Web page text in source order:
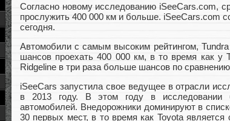
Согласно новому исследованию iSeeCars.com,
прослужить 400 000 км и больше. iSeeCars.com
сегодня.
Автомобили с самым высоким рейтингом,
шансов проехать 400 000 км, в то время как у
Ridgeline в три раза больше шансов по
iSeeCars запустила свое ведущее в отрасли
в 2013 году. В этом году в исследовании
автомобилей. Внедорожники доминируют в
30 первых мест, в то время как Toyota